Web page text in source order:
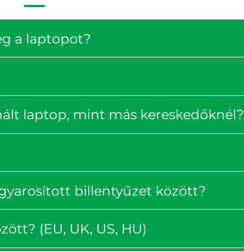
a laptopot?
laptop, mint más kereskedőknél?
billentyűzet között?
(EU, UK, US, HU)